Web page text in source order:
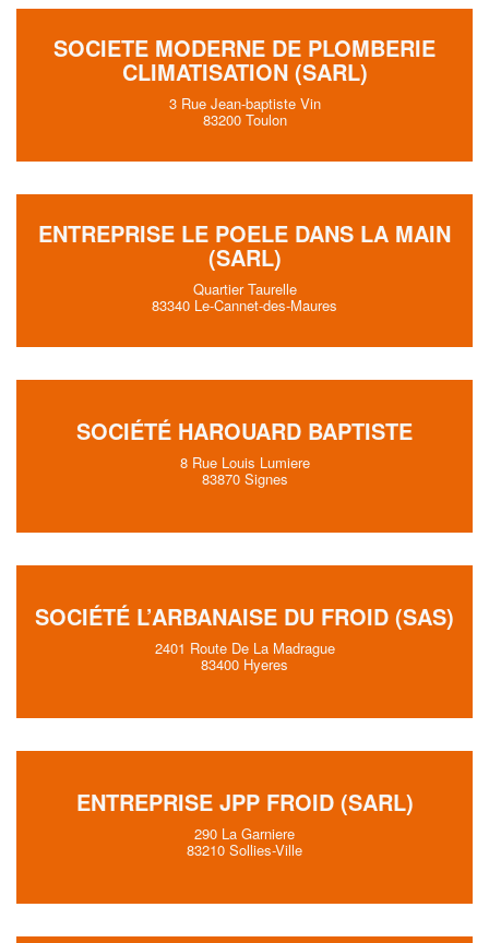
SOCIETE MODERNE DE PLOMBERIE
CLIMATISATION (SARL)
3 Rue Jean-baptiste Vin
83200 Toulon
ENTREPRISE LE POELE DANS LA MAIN
(SARL)
Quartier Taurelle
83340 Le-Cannet-des-Maures
SOCIÉTÉ HAROUARD BAPTISTE
8 Rue Louis Lumiere
83870 Signes
SOCIÉTÉ L’ARBANAISE DU FROID (SAS)
2401 Route De La Madrague
83400 Hyeres
ENTREPRISE JPP FROID (SARL)
290 La Garniere
83210 Sollies-Ville